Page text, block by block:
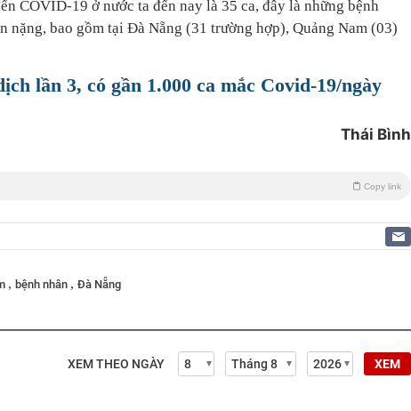
COVID-19 ở nước ta đến nay là 35 ca, đây là những bệnh
nặng, bao gồm tại Đà Nẵng (31 trường hợp), Quảng Nam (03)
lần 3, có gần 1.000 ca mắc Covid-19/ngày
Thái Bình
Copy link
, bệnh nhân , Đà Nẵng
XEM THEO NGÀY XEM